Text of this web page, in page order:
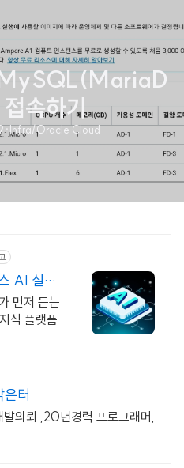
MySQL(MariaD
속하기
·Infra/Oracle Cloud
AI 실전
먼저 듣는
식 플랫폼
은터
의뢰 ,20년경력 프로그래머,